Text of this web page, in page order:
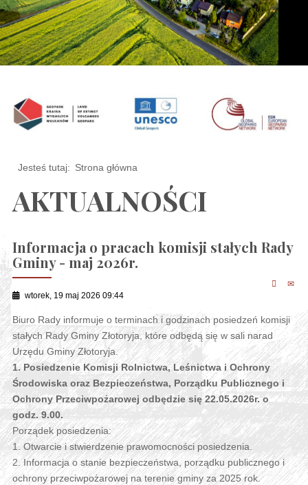
Jesteś tutaj: Strona główna
AKTUALNOŚCI
Informacja o pracach komisji stałych Rady
Gminy - maj 2026r.
wtorek, 19 maj 2026 09:44
Biuro Rady informuje o terminach i godzinach posiedzeń komisji
stałych Rady Gminy Złotoryja, które odbędą się w sali narad
Urzędu Gminy Złotoryja.
1. Posiedzenie Komisji Rolnictwa, Leśnictwa i Ochrony
Środowiska oraz Bezpieczeństwa, Porządku Publicznego i
Ochrony Przeciwpożarowej odbędzie się 22.05.2026r. o
godz. 9.00.
Porządek posiedzenia:
1. Otwarcie i stwierdzenie prawomocności posiedzenia.
2. Informacja o stanie bezpieczeństwa, porządku publicznego i
ochrony przeciwpożarowej na terenie gminy za 2025 rok.